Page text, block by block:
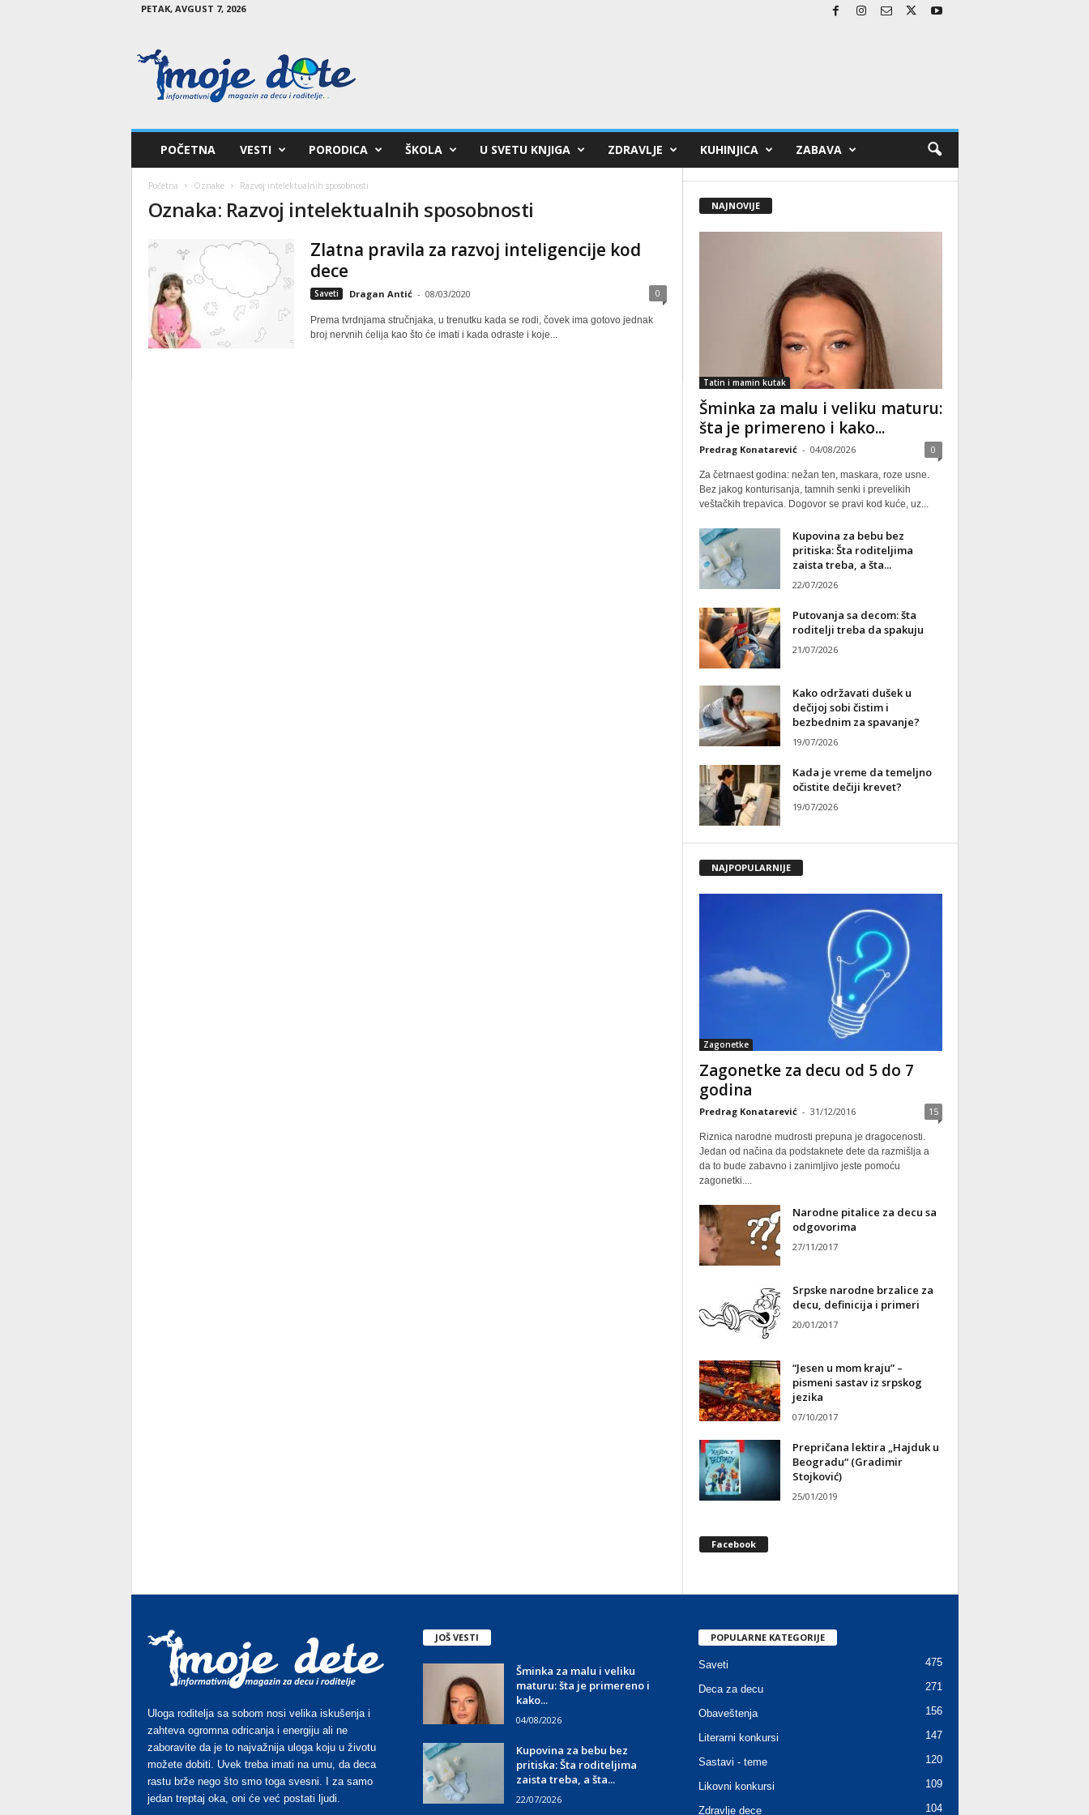
PETAK, AVGUST 7, 2026
o
POČETNA VESTI PORODICA ŠKOLA U SVETU KNJIGA ZDRAVLJE KUHINJICA ZABAVA
Početna Oznake Razvoj intelektualnih sposobnosti
Oznaka: Razvoj intelektualnih sposobnosti
Zlatna pravila za razvoj inteligencije kod
dece
Saveti Dragan Antić - 08/03/2020 0
Prema tvrdnjama stručnjaka, u trenutku kada se rodi, čovek ima gotovo jednak
broj nervnih ćelija kao što će imati i kada odraste i koje...
NAJNOVIJE
Tatin i mamin kutak
Šminka za malu i veliku maturu:
šta je primereno i kako...
Predrag Konatarević - 04/08/2026 0
Za četrnaest godina: nežan ten, maskara, roze usne.
Bez jakog konturisanja, tamnih senki i prevelikih
veštačkih trepavica. Dogovor se pravi kod kuće, uz...
Kupovina za bebu bez
pritiska: Šta roditeljima
zaista treba, a šta...
22/07/2026
Putovanja sa decom: šta
roditelji treba da spakuju
21/07/2026
Kako održavati dušek u
dečijoj sobi čistim i
bezbednim za spavanje?
19/07/2026
Kada je vreme da temeljno
očistite dečiji krevet?
19/07/2026
NAJPOPULARNIJE
Zagonetke
Zagonetke za decu od 5 do 7
godina
Predrag Konatarević - 31/12/2016 15
Riznica narodne mudrosti prepuna je dragocenosti.
Jedan od načina da podstaknete dete da razmišlja a
da to bude zabavno i zanimljivo jeste pomoću
zagonetki....
Narodne pitalice za decu sa
odgovorima
27/11/2017
Srpske narodne brzalice za
decu, definicija i primeri
20/01/2017
“Jesen u mom kraju” –
pismeni sastav iz srpskog
jezika
07/10/2017
Prepričana lektira „Hajduk u
Beogradu“ (Gradimir
Stojković)
25/01/2019
Facebook
Uloga roditelja sa sobom nosi velika iskušenja i
zahteva ogromna odricanja i energiju ali ne
zaboravite da je to najvažnija uloga koju u životu
možete dobiti. Uvek treba imati na umu, da deca
rastu brže nego što smo toga svesni. I za samo
jedan treptaj oka, oni će već postati ljudi.
JOŠ VESTI
Šminka za malu i veliku
maturu: šta je primereno i
kako...
04/08/2026
Kupovina za bebu bez
pritiska: Šta roditeljima
zaista treba, a šta...
22/07/2026
POPULARNE KATEGORIJE
Saveti 475
Deca za decu 271
Obaveštenja 156
Literarni konkursi 147
Sastavi - teme 120
Likovni konkursi 109
Zdravlje dece 104